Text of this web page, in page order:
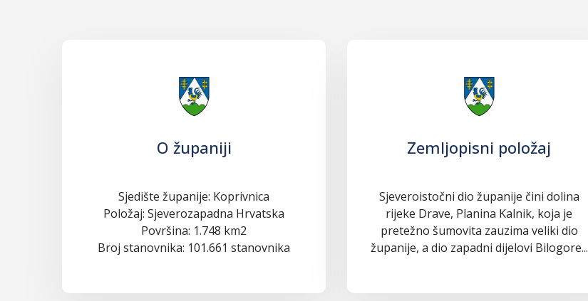
O županiji
Sjedište županije: Koprivnica
Položaj: Sjeverozapadna Hrvatska
Površina: 1.748 km2
Broj stanovnika: 101.661 stanovnika
Zemljopisni položaj
Sjeveroistočni dio županije čini dolina
rijeke Drave, Planina Kalnik, koja je
pretežno šumovita zauzima veliki dio
županije, a dio zapadni dijelovi Bilogore...